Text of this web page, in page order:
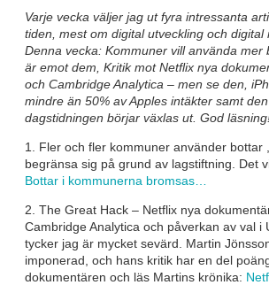
Varje vecka väljer jag ut fyra intressanta
tiden, mest om digital utveckling och digital
Denna vecka: Kommuner vill använda mer
är emot dem, Kritik mot Netflix nya
och Cambridge Analytica – men se den,
mindre än 50% av Apples intäkter samt
dagstidningen börjar växlas ut. God
1. Fler och fler kommuner använder bottar
begränsa sig på grund av lagstiftning. Det
Bottar i kommunerna bromsas…
2. The Great Hack – Netflix nya
Cambridge Analytica och påverkan av val i
tycker jag är mycket sevärd. Martin
imponerad, och hans kritik har en del
dokumentären och läs Martins krönika: